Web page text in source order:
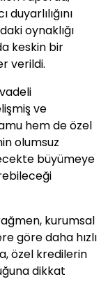
oynaklığı
keskin bir
verildi.
ve
hem de özel
olumsuz
büyümeye
kurumsal
göre daha hızlı
özel kredilerin
dikkat